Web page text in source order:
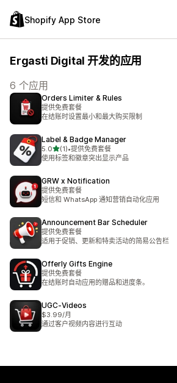
Shopify App Store
Ergasti Digital 开发的应用
6 个应用
Orders Limiter & Rules
提供免费套餐
在结账时设置最小和最大购买限制
Label & Badge Manager
5.0星（满分 5 星）
(1)
总共 1 条评论
•提供免费套餐
使用标签和徽章突出显示产品
GRW x Notification
提供免费套餐
短信和 WhatsApp 通知营销自动化应用
Announcement Bar Scheduler
提供免费套餐
适用于促销、更新和特卖活动的简易公告栏
Offerly Gifts Engine
提供免费套餐
在结账时自动应用的赠品和进度条。
UGC‑Videos
$3.99/月
通过客户视频内容进行互动